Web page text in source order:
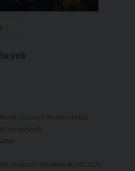
Szárszói Konferenciája
események
határidő előadóknak HIT2026